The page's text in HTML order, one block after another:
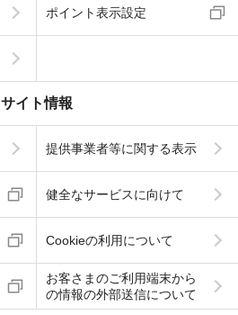
ポイント表示設定
サイト情報
提供事業者等に関する表示
健全なサービスに向けて
Cookieの利用について
お客さまのご利用端末から
の情報の外部送信について